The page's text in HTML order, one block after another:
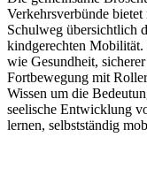
Verkehrsverbünde
Schulweg übersichtlich
kindgerechten Mobilität.
wie Gesundheit,
Fortbewegung mit
Wissen um die
seelische Entwicklung
lernen, selbstständig